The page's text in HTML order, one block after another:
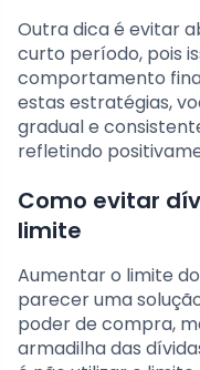
Outra dica é evitar
curto período, pois
comportamento
estas estratégias,
gradual e
refletindo
Como evitar
limite
Aumentar o limite
parecer uma
poder de compra,
armadilha das